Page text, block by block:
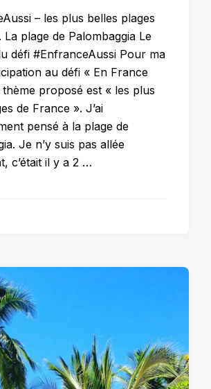
– les plus belles plages
La plage de Palombaggia Le
défi #EnfranceAussi Pour ma
au défi « En France
thème proposé est « les plus
de France ». J’ai
pensé à la plage de
Je n’y suis pas allée
c’était il y a 2 …